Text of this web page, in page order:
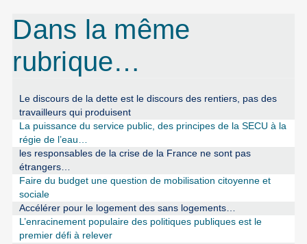
Dans la même
rubrique…
Le discours de la dette est le discours des rentiers, pas des
travailleurs qui produisent
La puissance du service public, des principes de la SECU à la
régie de l’eau…
les responsables de la crise de la France ne sont pas
étrangers…
Faire du budget une question de mobilisation citoyenne et
sociale
Accélérer pour le logement des sans logements…
L’enracinement populaire des politiques publiques est le
premier défi à relever